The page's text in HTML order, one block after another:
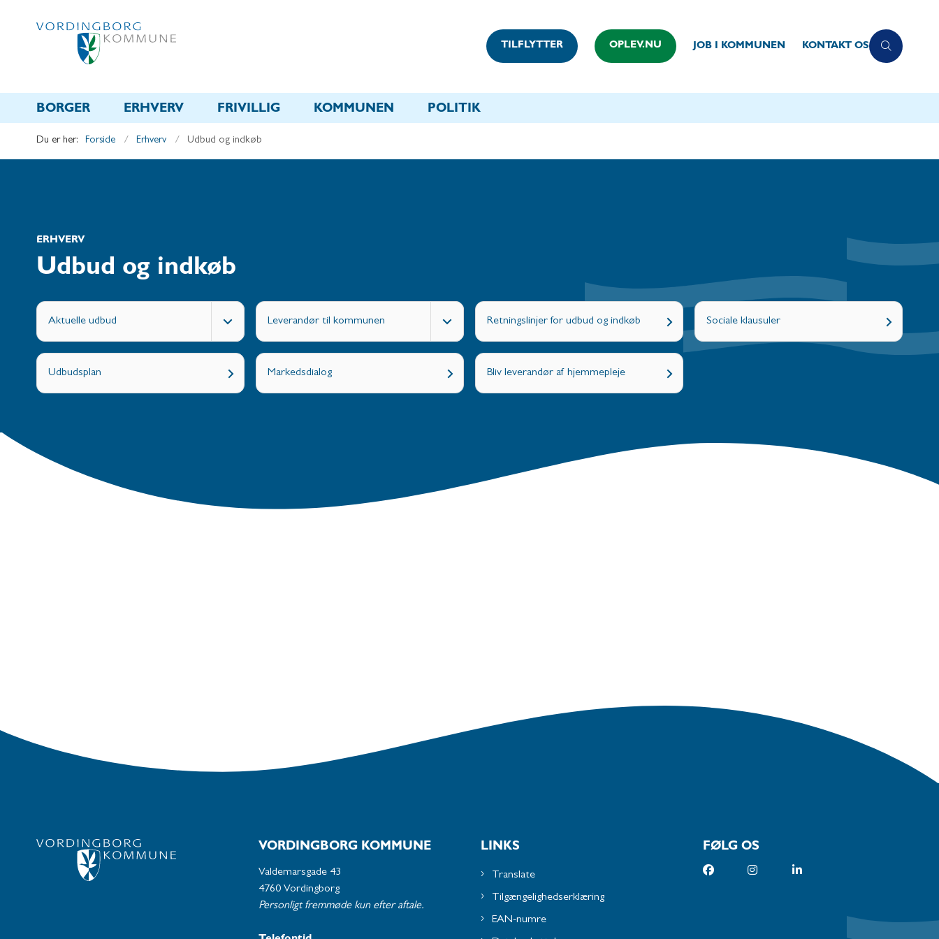
TILFLYTTER OPLEV.NU JOB I KOMMUNEN KONTAKT OS
BORGER ERHVERV FRIVILLIG KOMMUNEN POLITIK
Du er her: Forside Erhverv Udbud og indkøb
ERHVERV
Udbud og indkøb
Aktuelle udbud Leverandør til kommunen Retningslinjer for udbud og indkøb Sociale klausuler
Udbudsplan Markedsdialog Bliv leverandør af hjemmepleje
VORDINGBORG KOMMUNE
Valdemarsgade 43
4760 Vordingborg
Personligt fremmøde kun efter aftale.
LINKS
Translate
Tilgængelighedserklæring
EAN-numre
FØLG OS